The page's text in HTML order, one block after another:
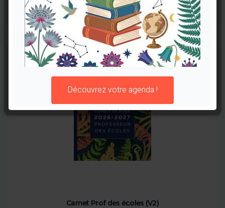
Carnet Prof des écoles (V2)
Découvrez votre agenda !